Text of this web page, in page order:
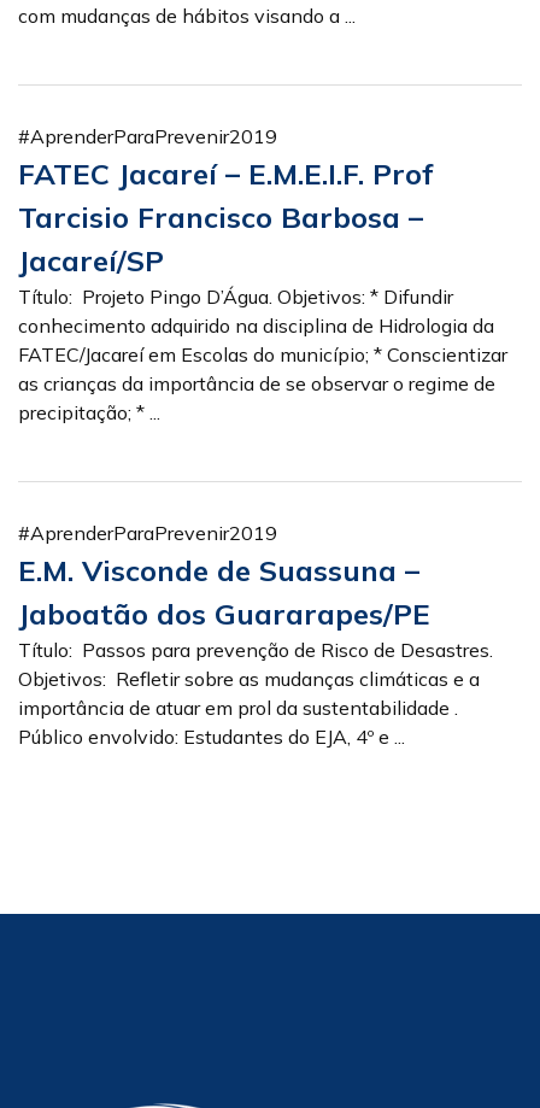
com mudanças de hábitos visando a ...
#AprenderParaPrevenir2019
FATEC Jacareí – E.M.E.I.F. Prof
Tarcisio Francisco Barbosa –
Jacareí/SP
Título: Projeto Pingo D’Água. Objetivos: * Difundir
conhecimento adquirido na disciplina de Hidrologia da
FATEC/Jacareí em Escolas do município; * Conscientizar
as crianças da importância de se observar o regime de
precipitação; * ...
#AprenderParaPrevenir2019
E.M. Visconde de Suassuna –
Jaboatão dos Guararapes/PE
Título: Passos para prevenção de Risco de Desastres.
Objetivos: Refletir sobre as mudanças climáticas e a
importância de atuar em prol da sustentabilidade .
Público envolvido: Estudantes do EJA, 4º e ...